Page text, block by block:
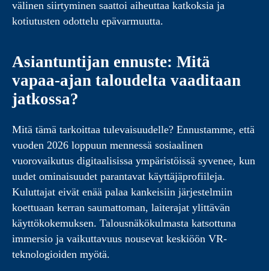
välinen siirtyminen saattoi aiheuttaa katkoksia ja
kotiutusten odottelu epävarmuutta.
Asiantuntijan ennuste: Mitä
vapaa-ajan taloudelta vaaditaan
jatkossa?
Mitä tämä tarkoittaa tulevaisuudelle? Ennustamme, että
vuoden 2026 loppuun mennessä sosiaalinen
vuorovaikutus digitaalisissa ympäristöissä syvenee, kun
uudet ominaisuudet parantavat käyttäjäprofiileja.
Kuluttajat eivät enää palaa kankeisiin järjestelmiin
koettuaan kerran saumattoman, laiterajat ylittävän
käyttökokemuksen. Talousnäkökulmasta katsottuna
immersio ja vaikuttavuus nousevat keskiöön VR-
teknologioiden myötä.